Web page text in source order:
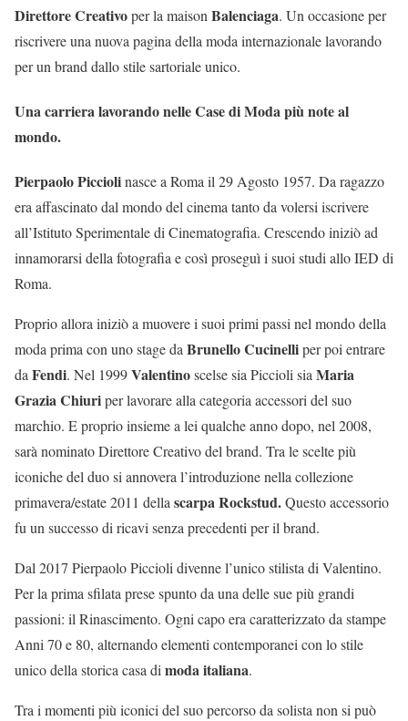
Direttore Creativoper la maison Balenciaga. Un occasione per
riscrivere una nuova pagina della moda internazionale lavorando
per un brand dallo stile sartoriale unico.
Una carriera lavorando nelle Case di Moda più note al
mondo.
Pierpaolo Picciolinasce a Roma il 29 Agosto 1957. Da ragazzo
era affascinato dal mondo del cinema tanto da volersi iscrivere
all’Istituto Sperimentale di Cinematografia. Crescendo iniziò ad
innamorarsi della fotografia e così proseguì i suoi studi allo IED di
Roma.
Proprio allora iniziò a muovere i suoi primi passi nel mondo della
moda prima con uno stage daBrunello Cucinelliper poi entrare
daFendi. Nel 1999Valentinoscelse sia Piccioli siaMaria
Grazia Chiuriper lavorare alla categoria accessori del suo
marchio. E proprio insieme a lei qualche anno dopo, nel 2008,
sarà nominato Direttore Creativo del brand. Tra le scelte più
iconiche del duo si annovera l’introduzione nella collezione
primavera/estate 2011 dellascarpa Rockstud.Questo accessorio
fu un successo di ricavi senza precedenti per il brand.
Dal 2017 Pierpaolo Piccioli divenne l’unico stilista di Valentino.
Per la prima sfilata prese spunto da una delle sue più grandi
passioni: il Rinascimento. Ogni capo era caratterizzato da stampe
Anni 70 e 80, alternando elementi contemporanei con lo stile
unico della storica casa dimoda italiana.
Tra i momenti più iconici del suo percorso da solista non si può